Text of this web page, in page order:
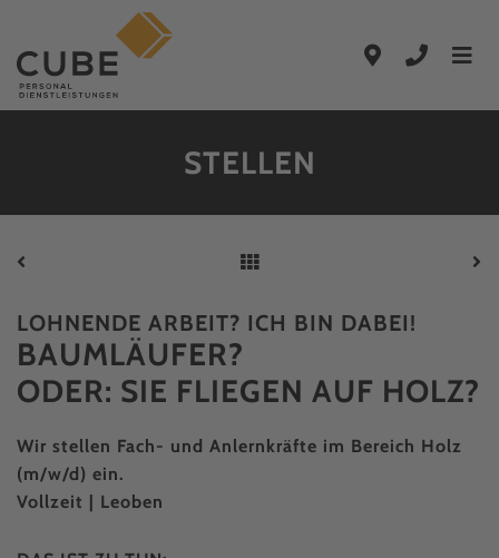
Zum Hauptinhalt springen
Zur Hauptnavigation springen
STELLEN
LOHNENDE ARBEIT? ICH BIN DABEI!
BAUMLÄUFER?
ODER: SIE FLIEGEN AUF HOLZ?
Wir stellen Fach- und Anlernkräfte im Bereich Holz
(m/w/d) ein.
Vollzeit | Leoben